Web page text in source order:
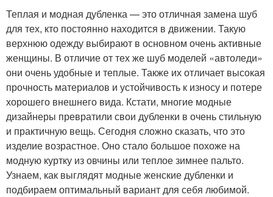
Теплая и модная дубленка — это отличная замена шуб
для тех, кто постоянно находится в движении. Такую
верхнюю одежду выбирают в основном очень активные
женщины. В отличие от тех же шуб моделей «автоледи»
они очень удобные и теплые. Также их отличает высокая
прочность материалов и устойчивость к износу и потере
хорошего внешнего вида. Кстати, многие модные
дизайнеры превратили свои дубленки в очень стильную
и практичную вещь. Сегодня сложно сказать, что это
изделие возрастное. Оно стало большое похоже на
модную куртку из овчины или теплое зимнее пальто.
Узнаем, как выглядят модные женские дубленки и
подбираем оптимальный вариант для себя любимой.